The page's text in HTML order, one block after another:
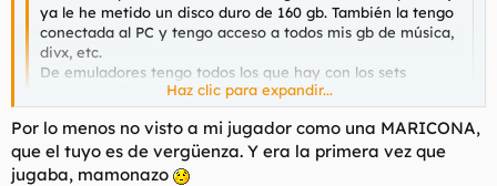
ya le he metido un disco duro de 160 gb. También la tengo
conectada al PC y tengo acceso a todos mis gb de música,
divx, etc.
De emuladores tengo todos los que hay con los sets
completos de roms, una GOZADA.
Ah, y aparte de todo eso, los juegos de xbox, que no es
poco.
Haz clic para expandir...
Haz clic para expandir...
Por lo menos no visto a mi jugador como una MARICONA,
que el tuyo es de vergüenza. Y era la primera vez que
jugaba, mamonazo